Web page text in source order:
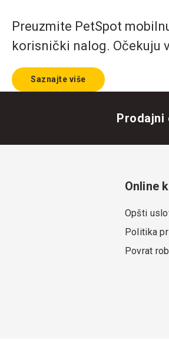
Preuzmite PetSpot
korisnički nalog. Očekuju
Saznajte više
Prodajni
Online
Opšti
Politika
Povrat